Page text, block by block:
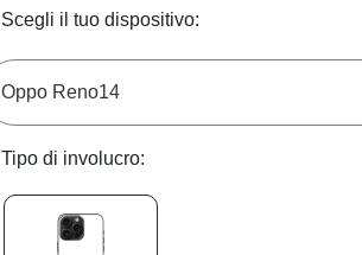
Scegli il tuo dispositivo:
Tipo di involucro: